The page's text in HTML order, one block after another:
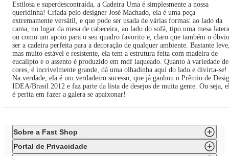
Estilosa e superdescontraída, a Cadeira Uma é simplesmente a nossa
queridinha! Criada pelo designer José Machado, ela é uma peça
extremamente versátil, e que pode ser usada de várias formas: ao lado da
cama, no lugar da mesa de cabeceira, ao lado do sofá, tipo uma mesa
ou como um apoio para o seu quadro favorito e, claro que também o
ser a cadeira perfeita para a decoração de qualquer ambiente. Bastante
mas muito estável e resistente, ela tem a estrutura feita com madeira de
eucalipto e o assento é produzido em mdf laqueado. Quanto à variedade de
cores, é incrivelmente grande, dá uma olhadinha aqui do lado e divirta-se!
Na verdade, ela é um verdadeiro sucesso, que já ganhou o Prêmio de
IDEA/Brasil 2012 e faz parte da lista de desejos de muita gente. Ou seja,
é perita em fazer a galera se apaixonar!
Sobre a Fast Shop
Portal de Privacidade